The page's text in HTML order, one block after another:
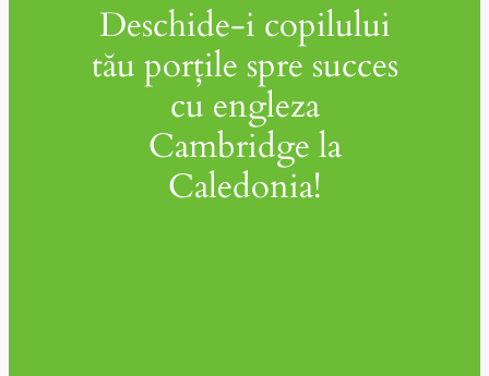
Deschide-i copilului
tău porțile spre succes
cu engleza
Cambridge la
Caledonia!